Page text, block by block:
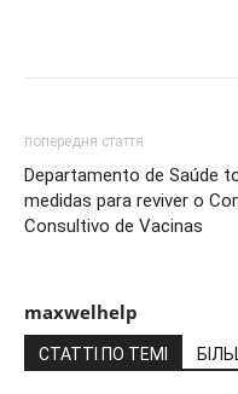
попередня стаття
Departamento de Saúde
medidas para reviver o
Consultivo de Vacinas
maxwelhelp
СТАТТІ ПО ТЕМІ